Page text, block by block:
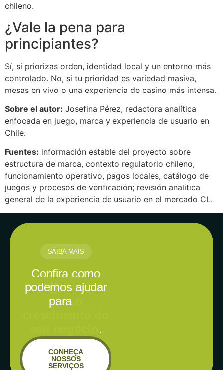
chileno.
¿Vale la pena para
principiantes?
Sí, si priorizas orden, identidad local y un entorno más
controlado. No, si tu prioridad es variedad masiva,
mesas en vivo o una experiencia de casino más intensa.
Sobre el autor: Josefina Pérez, redactora analítica
enfocada en juego, marca y experiencia de usuario en
Chile.
Fuentes: información estable del proyecto sobre
estructura de marca, contexto regulatorio chileno,
funcionamiento operativo, pagos locales, catálogo de
juegos y procesos de verificación; revisión analítica
general de la experiencia de usuario en el mercado CL.
SAIBA MAIS
Confira como
podemos ajudar
para
.
CONHEÇA
NOSSOS
SERVIÇOS